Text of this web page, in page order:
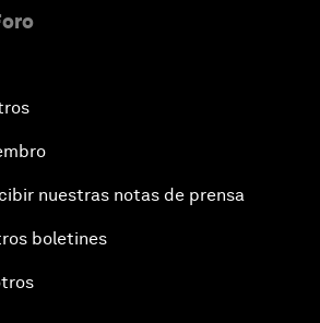
nuestras notas de prensa
boletines